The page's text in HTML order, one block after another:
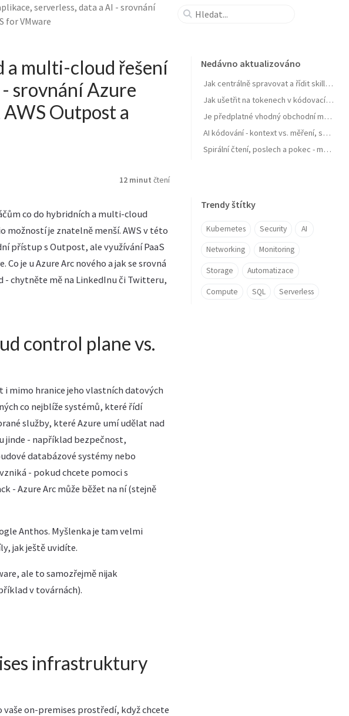
serverless, data a AI - srovnání
for VMware
a multi-cloud řešení
- srovnání Azure
Outpost a
12 minut čtení
co do hybridních a multi-cloud
je znatelně menší. AWS v této
přístup s Outpost, ale využívání PaaS
je u Azure Arc nového a jak se srovná
- chytněte mě na LinkedInu či Twitteru,
control plane vs.
mimo hranice jeho vlastních datových
co nejblíže systémů, které řídí
služby, které Azure umí udělat nad
- například bezpečnost,
databázové systémy nebo
- pokud chcete pomoci s
- Azure Arc může běžet na ní (stejně
Anthos. Myšlenka je tam velmi
jak ještě uvidíte.
ale to samozřejmě nijak
v továrnách).
infrastruktury
on-premises prostředí, když chcete
Nedávno aktualizováno
Jak centrálně spravovat a řídit skills pro agenty a zejména jejich samostatné zlepšování
Jak ušetřit na tokenech v kódovacích agentech typu GitHub Copilot
Je předplatné vhodný obchodní model pro AI produkt? Zdražuje AI? Zdražují tokeny? Nebo se jen najíždí na férový model?
AI kódování - kontext vs. měření, software jako paměť, váš software se učit nebudu, OpenClaw a chytrá domácnost
Spirální čtení, poslech a pokec - moje AI workflow pro nasání knihy do mozku
Trendy štítky
Kubernetes Security AI
Networking Monitoring
Storage Automatizace
Compute SQL Serverless